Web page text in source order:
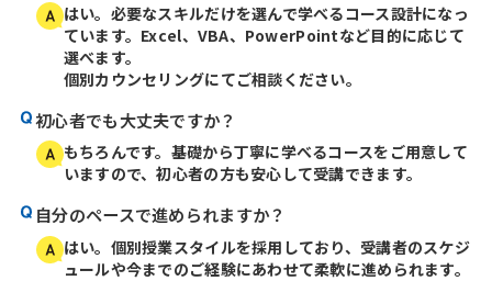
はい。必要なスキルだけを選んで学べるコース設計になっ
ています。Excel、VBA、PowerPointなど目的に応じて
選べます。
個別カウンセリングにてご相談ください。
初心者でも大丈夫ですか？
もちろんです。基礎から丁寧に学べるコースをご用意して
いますので、初心者の方も安心して受講できます。
自分のペースで進められますか？
はい。個別授業スタイルを採用しており、受講者のスケジ
ュールや今までのご経験にあわせて柔軟に進められます。